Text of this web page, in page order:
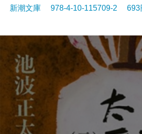
新潮文庫 978-4-10-115709-2